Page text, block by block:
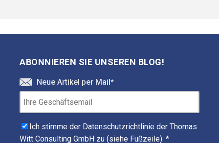
ABONNIEREN SIE UNSEREN BLOG!
Neue Artikel per Mail *
Ich stimme der Datenschutzrichtlinie der Thomas
Witt Consulting GmbH zu (siehe Fußzeile). *